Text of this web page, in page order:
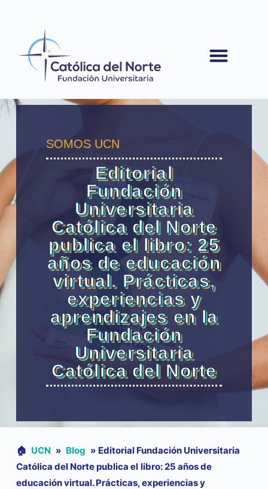
SOMOS UCN
Editorial
Fundación
Universitaria
Católica del Norte
publica el libro: 25
años de educación
virtual. Prácticas,
experiencias y
aprendizajes en la
Fundación
Universitaria
Católica del Norte
🏠︎ UCN » Blog » Editorial Fundación Universitaria
Católica del Norte publica el libro: 25 años de
educación virtual. Prácticas, experiencias y